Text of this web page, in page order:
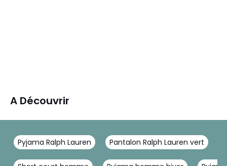
A Découvrir
Pyjama Ralph Lauren Pantalon Ralph Lauren vert